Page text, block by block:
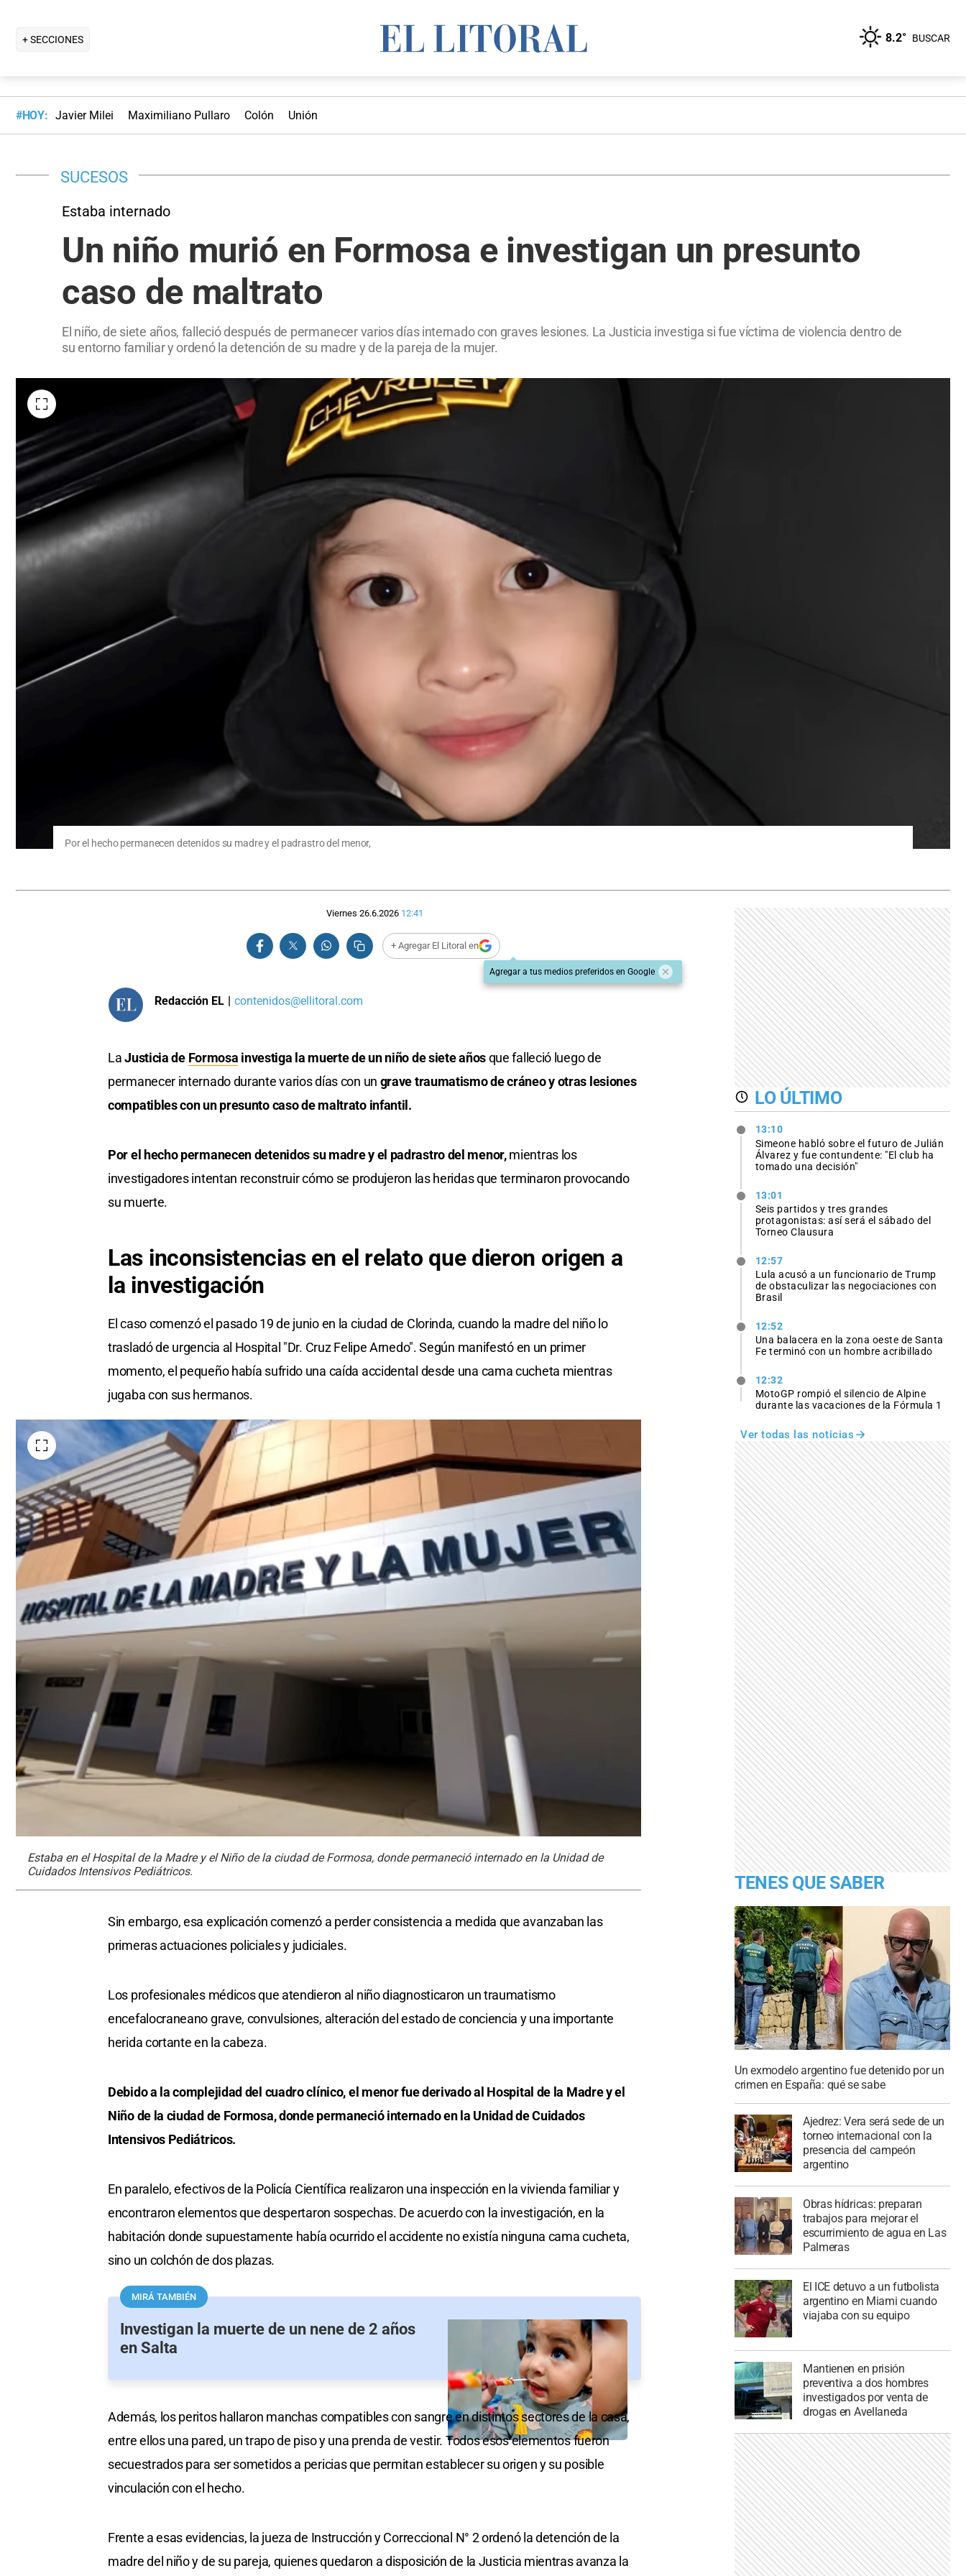
+ SECCIONES 8.2° BUSCAR
#HOY: Javier Milei Maximiliano Pullaro Colón Unión
SUCESOS
Estaba internado
Un niño murió en Formosa e investigan un presunto
caso de maltrato
El niño, de siete años, falleció después de permanecer varios días internado con graves lesiones. La Justicia investiga si fue víctima de violencia dentro de
su entorno familiar y ordenó la detención de su madre y de la pareja de la mujer.
Por el hecho permanecen detenidos su madre y el padrastro del menor,
Viernes 26.6.2026 12:41
+ Agregar El Litoral en
Agregar a tus medios preferidos en Google
Redacción EL | contenidos@ellitoral.com
LaJusticia de Formosa investiga la muerte de un niño de siete añosque falleció luego de
permanecer internado durante varios días con un grave traumatismo de cráneo y otras lesiones
compatibles con un presunto caso de maltrato infantil.
Por el hecho permanecen detenidos su madre y el padrastro del menor,mientras los
investigadores intentan reconstruir cómo se produjeron las heridas que terminaron provocando
su muerte.
Las inconsistencias en el relato que dieron origen a
la investigación
El caso comenzó el pasado 19 de junio en la ciudad de Clorinda, cuando la madre del niño lo
trasladó de urgencia al Hospital "Dr. Cruz Felipe Arnedo". Según manifestó en un primer
momento, el pequeño había sufrido una caída accidental desde una cama cucheta mientras
jugaba con sus hermanos.
Estaba en el Hospital de la Madre y el Niño de la ciudad de Formosa, donde permaneció internado en la Unidad de
Cuidados Intensivos Pediátricos.
Sin embargo, esa explicación comenzó a perder consistencia a medida que avanzaban las
primeras actuaciones policiales y judiciales.
Los profesionales médicos que atendieron al niño diagnosticaron un traumatismo
encefalocraneano grave, convulsiones, alteración del estado de conciencia y una importante
herida cortante en la cabeza.
Debido a la complejidad del cuadro clínico, el menor fue derivado al Hospital de la Madre y el
Niño de la ciudad de Formosa, donde permaneció internado en la Unidad de Cuidados
Intensivos Pediátricos.
En paralelo, efectivos de la Policía Científica realizaron una inspección en la vivienda familiar y
encontraron elementos que despertaron sospechas. De acuerdo con la investigación, en la
habitación donde supuestamente había ocurrido el accidente no existía ninguna cama cucheta,
sino un colchón de dos plazas.
MIRÁ TAMBIÉN
Investigan la muerte de un nene de 2 años
en Salta
Además, los peritos hallaron manchas compatibles con sangre en distintos sectores de la casa,
entre ellos una pared, un trapo de piso y una prenda de vestir. Todos esos elementos fueron
secuestrados para ser sometidos a pericias que permitan establecer su origen y su posible
vinculación con el hecho.
Frente a esas evidencias, la jueza de Instrucción y Correccional N° 2 ordenó la detención de la
madre del niño y de su pareja, quienes quedaron a disposición de la Justicia mientras avanza la
LO ÚLTIMO
13:10
Simeone habló sobre el futuro de Julián
Álvarez y fue contundente: "El club ha
tomado una decisión"
13:01
Seis partidos y tres grandes
protagonistas: así será el sábado del
Torneo Clausura
12:57
Lula acusó a un funcionario de Trump
de obstaculizar las negociaciones con
Brasil
12:52
Una balacera en la zona oeste de Santa
Fe terminó con un hombre acribillado
12:32
MotoGP rompió el silencio de Alpine
durante las vacaciones de la Fórmula 1
Ver todas las noticias
TENES QUE SABER
Un exmodelo argentino fue detenido por un
crimen en España: qué se sabe
Ajedrez: Vera será sede de un
torneo internacional con la
presencia del campeón
argentino
Obras hídricas: preparan
trabajos para mejorar el
escurrimiento de agua en Las
Palmeras
El ICE detuvo a un futbolista
argentino en Miami cuando
viajaba con su equipo
Mantienen en prisión
preventiva a dos hombres
investigados por venta de
drogas en Avellaneda